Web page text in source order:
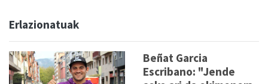
Erlazionatuak
Beñat Garcia
Escribano: "Jende